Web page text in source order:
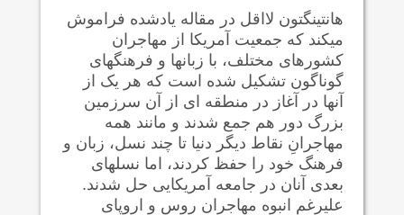
هانتینگتون لااقل در مقاله یادشده فراموش
می‍کند که جمعیت آمریکا از مهاجران
کشورهای مختلف، با زبانها و فرهنگهای
گوناگون تشکیل شده است که هر یک از
آنها در آغاز در منطقه ای از آن سرزمین
بزرگ دور هم جمع شدند و مانند همه
مهاجرانِ نقاط دیگر دنیا تا چند نسل، زبان و
فرهنگ خود را حفظ کردند، اما نسلهای
بعدی آنان در جامعه آمریکایی حل شدند.
علیرغم انبوه مهاجران روس و اروپای